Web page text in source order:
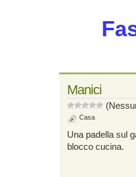
Manici
Casa
Una padella sul
blocco cucina.